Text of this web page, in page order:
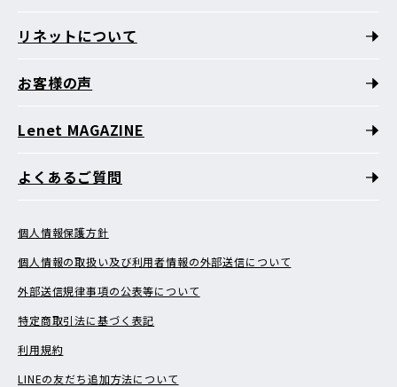
リネットについて
お客様の声
Lenet MAGAZINE
よくあるご質問
個人情報保護方針
個人情報の取扱い及び利用者情報の外部送信について
外部送信規律事項の公表等について
特定商取引法に基づく表記
利用規約
LINEの友だち追加方法について